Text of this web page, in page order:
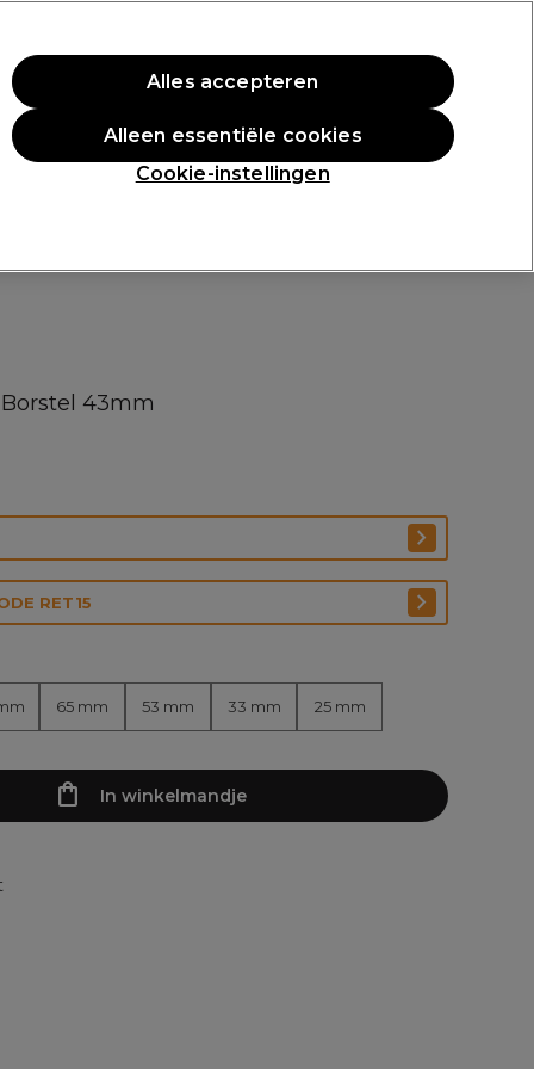
Aanmelden
Professionele Awards
43mm
RET15
65 mm 53 mm 33 mm 25 mm
In winkelmandje
Cookie-instellingen
Alleen essentiële cookies
Alles accepteren